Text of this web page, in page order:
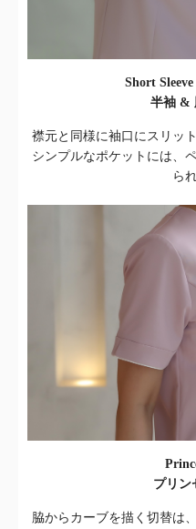
Short
半袖 &
襟元と同様に袖口にスリッ
シンプルなポケットには、
ら
プリン
脇からカーブを描く切替は